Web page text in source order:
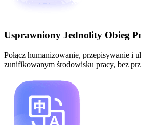
Usprawniony Jednolity Obieg
Połącz humanizowanie, przepisywanie i
zunifikowanym środowisku pracy, bez